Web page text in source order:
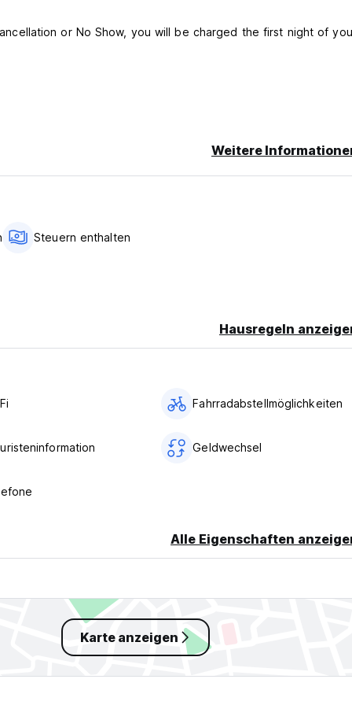
or No Show, you will be charged the first night of
Weitere
Steuern enthalten
Hausregeln
Fahrradabstellmöglichkeiten
Geldwechsel
Alle Eigenschaften
Karte anzeigen